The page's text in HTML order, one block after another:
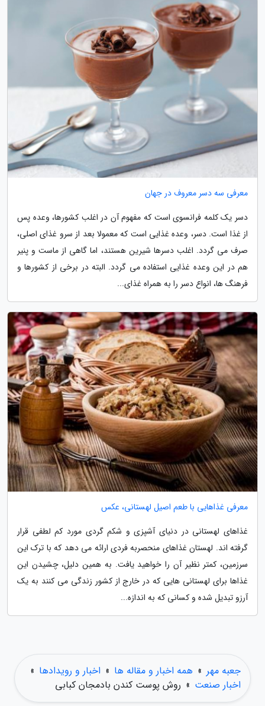
معرفی سه دسر معروف در جهان
دسر یک کلمه فرانسوی است که مفهوم آن در اغلب کشورها، وعده پس
از غذا است. دسر، وعده غذایی است که معمولا بعد از سرو غذای اصلی،
صرف می گردد. اغلب دسرها شیرین هستند، اما گاهی از ماست و پنیر
هم در این وعده غذایی استفاده می گردد. البته در برخی از کشورها و
فرهنگ ها، انواع دسر را به همراه غذای...
معرفی غذاهایی با طعم اصیل لهستانی، عکس
غذاهای لهستانی در دنیای آشپزی و شکم گردی مورد کم لطفی قرار
گرفته اند. لهستان غذاهای منحصربه فردی ارائه می دهد که با ترک این
سرزمین، کمتر نظیر آن را خواهید یافت. به همین دلیل، چشیدن این
غذاها برای لهستانی هایی که در خارج از کشور زندگی می کنند به یک
آرزو تبدیل شده و کسانی که به اندازه...
جعبه مهر » همه اخبار و مقاله ها » اخبار و رویدادها »
اخبار صنعت » روش پوست کندن بادمجان کبابی